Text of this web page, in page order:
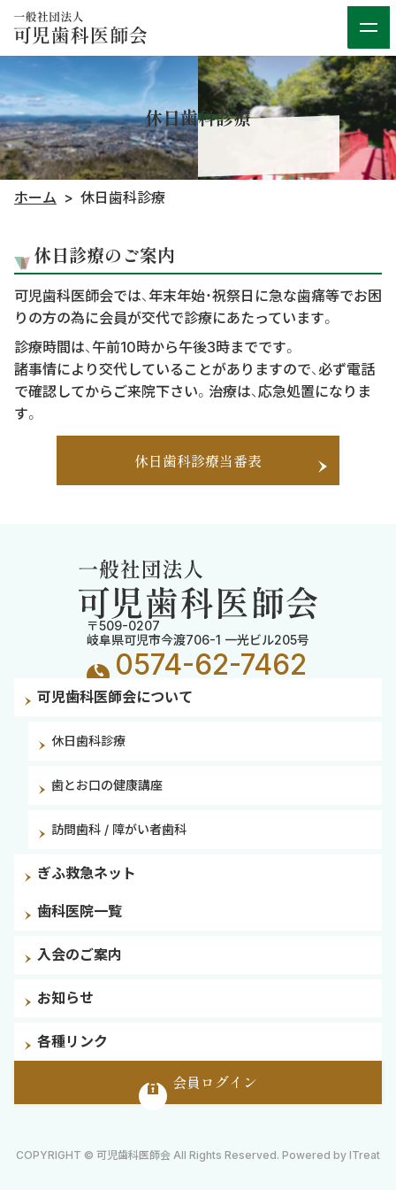
休日歯科診療
ホーム 休日歯科診療
休日診療のご案内
可児歯科医師会では、年末年始・祝祭日に急な歯痛等でお困
りの方の為に会員が交代で診療にあたっています。
診療時間は、午前10時から午後3時までです。
諸事情により交代していることがありますので、必ず電話
で確認してからご来院下さい。治療は、応急処置になりま
す。
休日歯科診療当番表
〒509-0207
岐阜県可児市今渡706-1 一光ビル205号
0574-62-7462
可児歯科医師会について
休日歯科診療
歯とお口の健康講座
訪問歯科 / 障がい者歯科
ぎふ救急ネット
歯科医院一覧
入会のご案内
お知らせ
各種リンク
会員ログイン
COPYRIGHT © 可児歯科医師会 All Rights Reserved. Powered by ITreat